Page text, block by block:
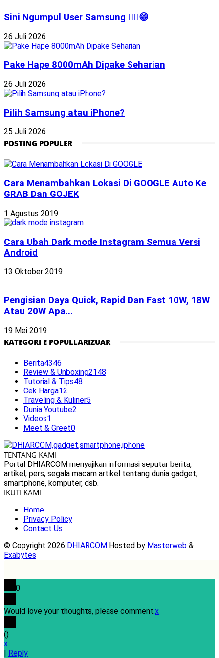
Sini Ngumpul User Samsung ☝🏻😁
26 Juli 2026
Pake Hape 8000mAh Dipake Seharian
26 Juli 2026
Pilih Samsung atau iPhone?
25 Juli 2026
POSTING POPULER
Cara Menambahkan Lokasi Di GOOGLE Auto Ke
GRAB Dan GOJEK
1 Agustus 2019
Cara Ubah Dark mode Instagram Semua Versi
Android
13 Oktober 2019
Pengisian Daya Quick, Rapid Dan Fast 10W, 18W
Atau 20W Apa...
19 Mei 2019
KATEGORI E POPULLARIZUAR
Berita4346
Review & Unboxing2148
Tutorial & Tips48
Cek Harga12
Traveling & Kuliner5
Dunia Youtube2
Videos1
Meet & Greet0
TENTANG KAMI
Portal DHIARCOM menyajikan informasi seputar berita,
artikel, pers, segala macam artikel tentang dunia gadget,
smartphone, komputer, dsb.
IKUTI KAMI
Home
Privacy Policy
Contact Us
© Copyright 2026 DHIARCOM Hosted by Masterweb &
Exabytes
0
Would love your thoughts, please comment.x
()
x
| Reply